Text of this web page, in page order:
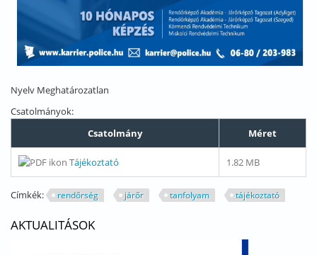
Nyelv Meghatározatlan
Csatolmányok:
Csatolmány
Méret
Tájékoztató 1.82 MB
Címkék: rendőrség járőr tanfolyam tájékoztató
AKTUALITÁSOK